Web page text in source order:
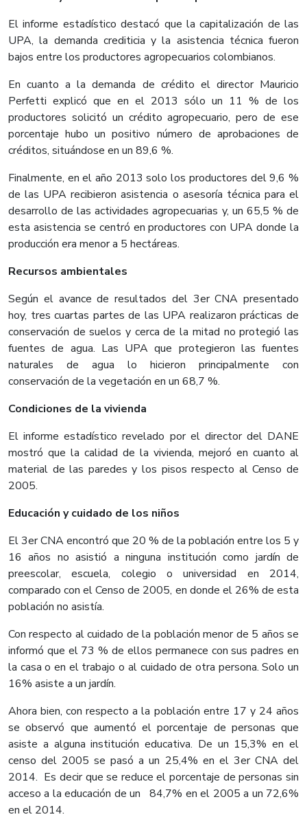
El informe estadístico destacó que la capitalización de las
UPA, la demanda crediticia y la asistencia técnica fueron
bajos entre los productores agropecuarios colombianos.
En cuanto a la demanda de crédito el director Mauricio
Perfetti explicó que en el 2013 sólo un 11 % de los
productores solicitó un crédito agropecuario, pero de ese
porcentaje hubo un positivo número de aprobaciones de
créditos, situándose en un 89,6 %.
Finalmente, en el año 2013 solo los productores del 9,6 %
de las UPA recibieron asistencia o asesoría técnica para el
desarrollo de las actividades agropecuarias y, un 65,5 % de
esta asistencia se centró en productores con UPA donde la
producción era menor a 5 hectáreas.
Recursos ambientales
Según el avance de resultados del 3er CNA presentado
hoy, tres cuartas partes de las UPA realizaron prácticas de
conservación de suelos y cerca de la mitad no protegió las
fuentes de agua. Las UPA que protegieron las fuentes
naturales de agua lo hicieron principalmente con
conservación de la vegetación en un 68,7 %.
Condiciones de la vivienda
El informe estadístico revelado por el director del DANE
mostró que la calidad de la vivienda, mejoró en cuanto al
material de las paredes y los pisos respecto al Censo de
2005.
Educación y cuidado de los niños
El 3er CNA encontró que 20 % de la población entre los 5 y
16 años no asistió a ninguna institución como jardín de
preescolar, escuela, colegio o universidad en 2014,
comparado con el Censo de 2005, en donde el 26% de esta
población no asistía.
Con respecto al cuidado de la población menor de 5 años se
informó que el 73 % de ellos permanece con sus padres en
la casa o en el trabajo o al cuidado de otra persona. Solo un
16% asiste a un jardín.
Ahora bien, con respecto a la población entre 17 y 24 años
se observó que aumentó el porcentaje de personas que
asiste a alguna institución educativa. De un 15,3% en el
censo del 2005 se pasó a un 25,4% en el 3er CNA del
2014. Es decir que se reduce el porcentaje de personas sin
acceso a la educación de un 84,7% en el 2005 a un 72,6%
en el 2014.